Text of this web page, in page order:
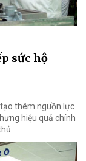
sức hộ
thêm nguồn lực
hiệu quả chính